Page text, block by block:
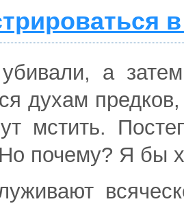
а
духам
мстить.
почему? Я бы